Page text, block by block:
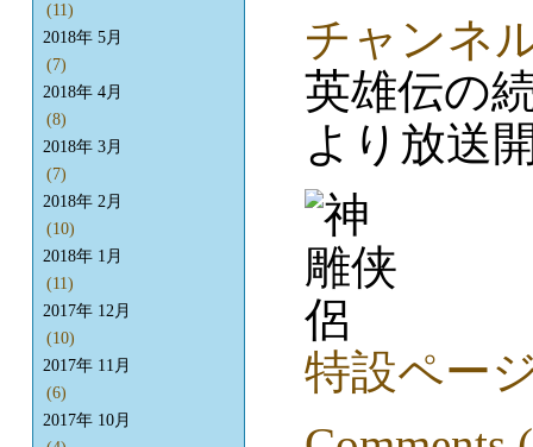
チャンネ
英雄伝の
より放送
特設ペー
(11)
2018年 5月
(7)
2018年 4月
(8)
2018年 3月
(7)
2018年 2月
(10)
2018年 1月
(11)
2017年 12月
(10)
2017年 11月
(6)
2017年 10月